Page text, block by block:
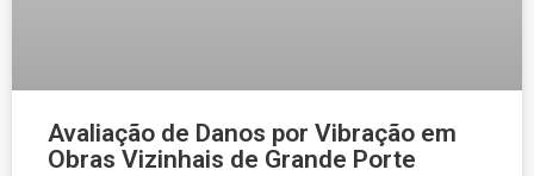
Avaliação de Danos por Vibração em
Obras Vizinhais de Grande Porte